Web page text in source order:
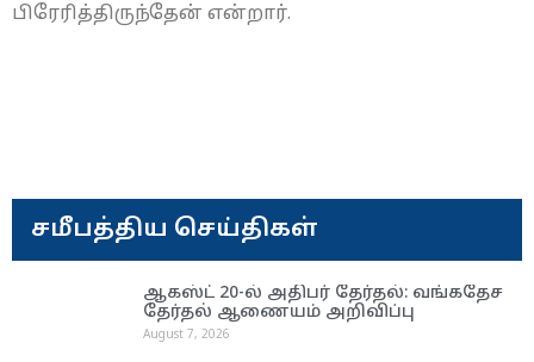
பிரேரித்திருந்தேன் என்றார்.
சமீபத்திய செய்திகள்
ஆகஸ்ட் 20-ல் அதிபர் தேர்தல்: வங்கதேச
தேர்தல் ஆணை​யம் அறிவிப்பு
August 7, 2026